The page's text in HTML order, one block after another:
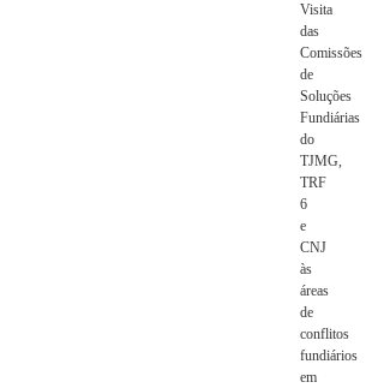
Visita
das
Comissões
de
Soluções
Fundiárias
do
TJMG,
TRF
6
e
CNJ
às
áreas
de
conflitos
fundiários
em